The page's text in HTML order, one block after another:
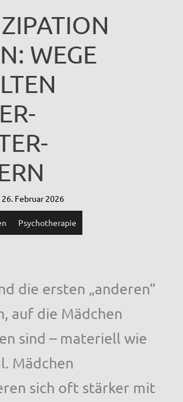
WEGE
26. Februar 2026
Psychotherapie
die ersten „anderen“
auf die Mädchen
sind – materiell wie
Mädchen
sich oft stärker mit